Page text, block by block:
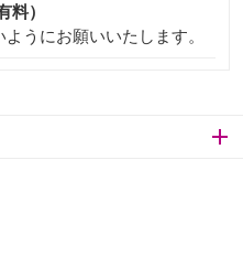
料）
うにお願いいたします。